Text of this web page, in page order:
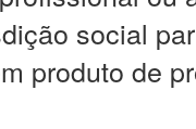
social
produto de